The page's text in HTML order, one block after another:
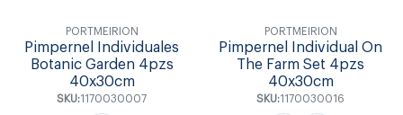
PORTMEIRION
Pimpernel Individuales
Botanic Garden 4pzs
40x30cm
SKU:1170030007
PORTMEIRION
Pimpernel Individual On
The Farm Set 4pzs
40x30cm
SKU:1170030016